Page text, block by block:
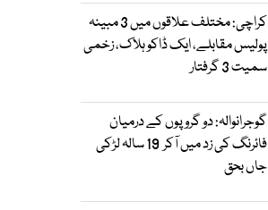
کراچی: مختلف علاقوں میں 3 مبینہ
پولیس مقابلے، ایک ڈاکو ہلاک، زخمی
سمیت 3 گرفتار
گوجرانوالہ: دو گروپوں کے درمیان
فائرنگ کی زد میں آکر 19 سالہ لڑکی
جاں بحق